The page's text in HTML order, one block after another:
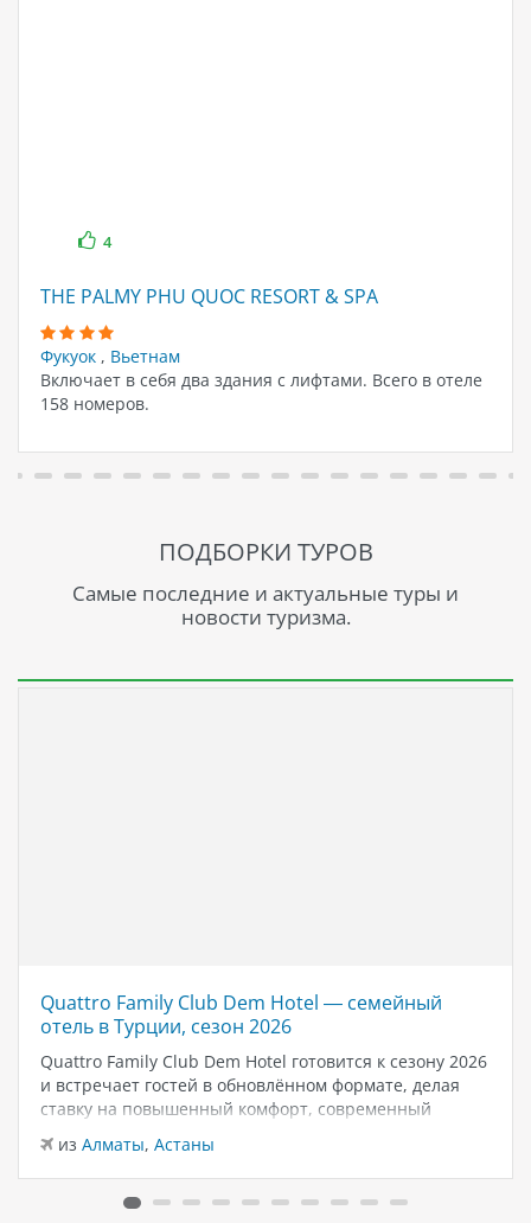
4
THE PALMY PHU QUOC RESORT & SPA
Фукуок , Вьетнам
Включает в себя два здания с лифтами. Всего в отеле
158 номеров.
ПОДБОРКИ ТУРОВ
Самые последние и актуальные туры и
новости туризма.
Quattro Family Club Dem Hotel — семейный
отель в Турции, сезон 2026
Quattro Family Club Dem Hotel готовится к сезону 2026
и встречает гостей в обновлённом формате, делая
ставку на повышенный комфорт, современный
дизайн и атмосферу спокойного семейного отдыха у
моря. Отель остаётся популярным выбором для тех,
кто ищет семейный отель в…
из Алматы, Астаны